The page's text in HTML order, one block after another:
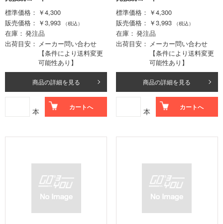
標準価格
￥4,300
販売価格
￥3,993 （税込）
在庫
発注品
出荷目安
メーカー問い合わせ
【条件により送料変更
可能性あり】
商品の詳細を見る
本 カートへ
標準価格
￥4,300
販売価格
￥3,993 （税込）
在庫
発注品
出荷目安
メーカー問い合わせ
【条件により送料変更
可能性あり】
商品の詳細を見る
本 カートへ